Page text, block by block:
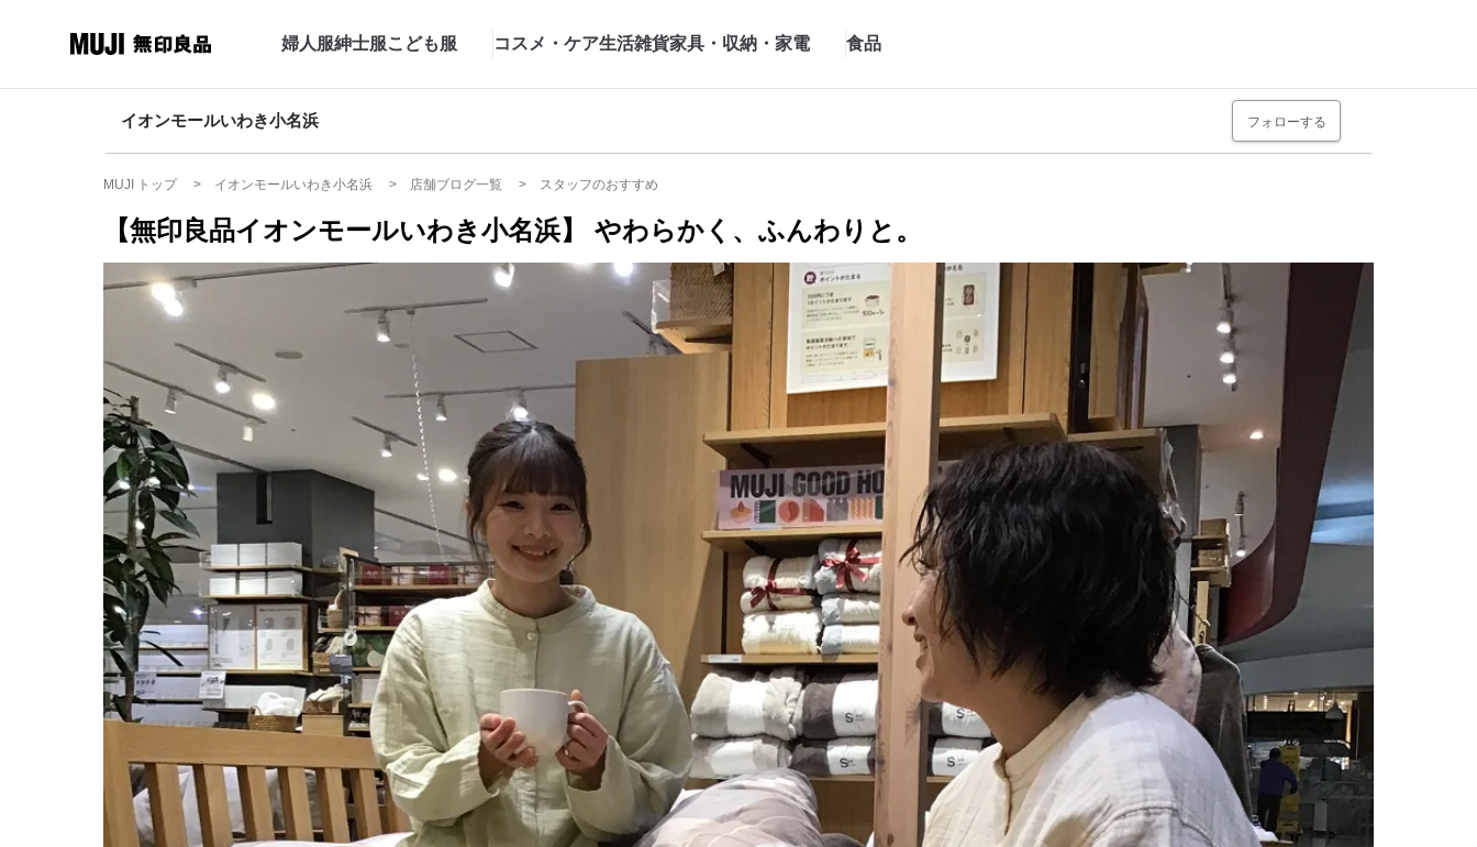
婦人服紳士服こども服 コスメ・ケア生活雑貨家具・収納・家電 食品
イオンモールいわき小名浜 フォローする
MUJI トップ イオンモールいわき小名浜 店舗ブログ一覧 スタッフのおすすめ
【無印良品イオンモールいわき小名浜】 やわらかく、ふんわりと。